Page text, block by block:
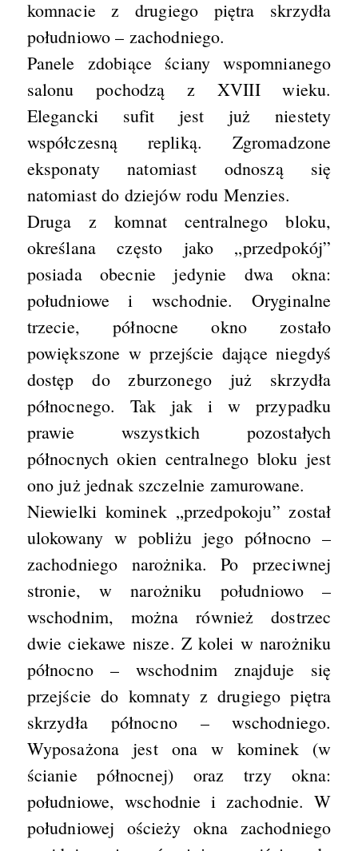
komnacie z drugiego piętra skrzydła
południowo – zachodniego.
Panele zdobiące ściany wspomnianego
salonu pochodzą z XVIII wieku.
Elegancki sufit jest już niestety
współczesną repliką. Zgromadzone
eksponaty natomiast odnoszą się
natomiast do dziejów rodu Menzies.
Druga z komnat centralnego bloku,
określana często jako „przedpokój”
posiada obecnie jedynie dwa okna:
południowe i wschodnie. Oryginalne
trzecie, północne okno zostało
powiększone w przejście dające niegdyś
dostęp do zburzonego już skrzydła
północnego. Tak jak i w przypadku
prawie wszystkich pozostałych
północnych okien centralnego bloku jest
ono już jednak szczelnie zamurowane.
Niewielki kominek „przedpokoju” został
ulokowany w pobliżu jego północno –
zachodniego narożnika. Po przeciwnej
stronie, w narożniku południowo –
wschodnim, można również dostrzec
dwie ciekawe nisze. Z kolei w narożniku
północno – wschodnim znajduje się
przejście do komnaty z drugiego piętra
skrzydła północno – wschodniego.
Wyposażona jest ona w kominek (w
ścianie północnej) oraz trzy okna:
południowe, wschodnie i zachodnie. W
południowej ościeży okna zachodniego